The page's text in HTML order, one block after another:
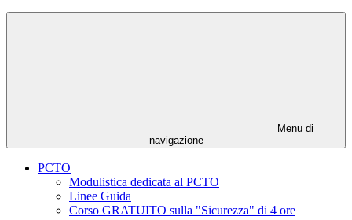
Menu di
navigazione
PCTO
Modulistica dedicata al PCTO
Linee Guida
Corso GRATUITO sulla "Sicurezza" di 4 ore